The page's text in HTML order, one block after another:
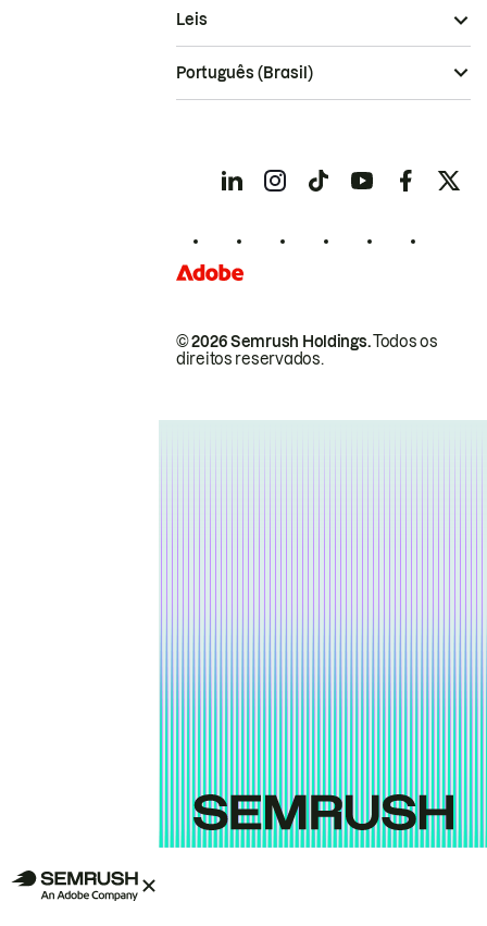
© 2026 Semrush Holdings.Todos os
direitos reservados.
Leis
Português (Brasil)